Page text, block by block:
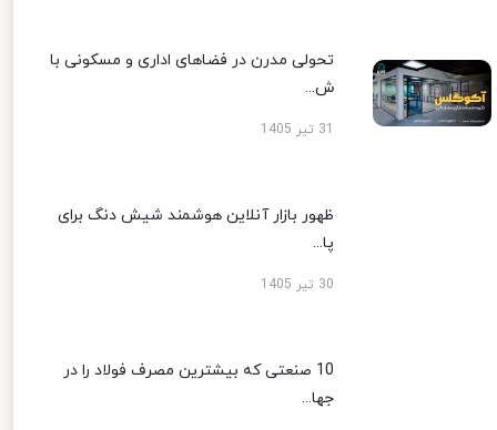
تحولی مدرن در فضاهای اداری و مسکونی با
ش...
ظهور بازار آنلاین هوشمند شیش دنگ برای
پا...
30 تیر 1405
10 صنعتی که بیشترین مصرف فولاد را در
جها...